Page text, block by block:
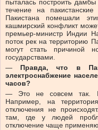
пыталась построить
течение на
Пакистана помешали
кашмирский конфликт
премьер-министр Индии
поток рек на территорию
могут стать причиной
государствами.
— Правда, что в
электроснабжение
часов?
— Это не совсем так.
Например, на
отключения не
там, где у людей
отключение чаще